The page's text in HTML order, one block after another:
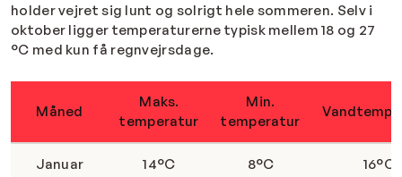
holder vejret sig lunt og solrigt hele sommeren. Selv i
oktober ligger temperaturerne typisk mellem 18 og 27
°C med kun få regnvejrsdage.
Måned
Maks.
temperatur
Min.
temperatur
Januar 14°C 8°C 16°C